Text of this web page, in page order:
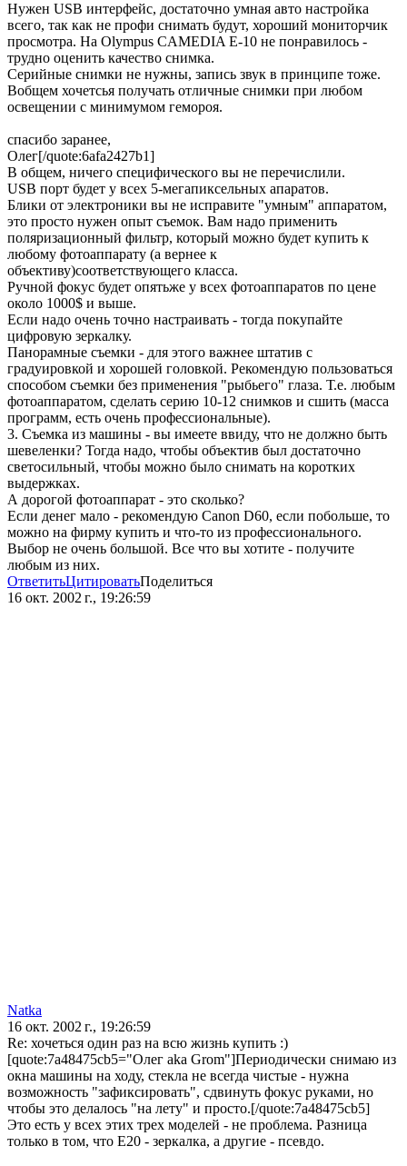
Нужен USB интерфейс, достаточно умная авто настройка
всего, так как не профи снимать будут, хороший мониторчик
просмотра. На Olympus CAMEDIA E-10 не понравилось -
трудно оценить качество снимка.
Серийные снимки не нужны, запись звук в принципе тоже.
Вобщем хочетсья получать отличные снимки при любом
освещении с минимумом гемороя.
спасибо заранее,
Олег[/quote:6afa2427b1]
В общем, ничего специфического вы не перечислили.
USB порт будет у всех 5-мегапиксельных апаратов.
Блики от электроники вы не исправите "умным" аппаратом,
это просто нужен опыт съемок. Вам надо применить
поляризационный фильтр, который можно будет купить к
любому фотоаппарату (а вернее к
объективу)соответствующего класса.
Ручной фокус будет опятьже у всех фотоаппаратов по цене
около 1000$ и выше.
Если надо очень точно настраивать - тогда покупайте
цифровую зеркалку.
Панорамные съемки - для этого важнее штатив с
градуировкой и хорошей головкой. Рекомендую пользоваться
способом съемки без применения "рыбьего" глаза. Т.е. любым
фотоаппаратом, сделать серию 10-12 снимков и сшить (масса
программ, есть очень профессиональные).
3. Съемка из машины - вы имеете ввиду, что не должно быть
шевеленки? Тогда надо, чтобы объектив был достаточно
светосильный, чтобы можно было снимать на коротких
выдержках.
А дорогой фотоаппарат - это сколько?
Если денег мало - рекомендую Canon D60, если побольше, то
можно на фирму купить и что-то из профессионального.
Выбор не очень большой. Все что вы хотите - получите
любым из них.
ОтветитьЦитироватьПоделиться
16 окт. 2002 г., 19:26:59
Natka
16 окт. 2002 г., 19:26:59
Re: хочеться один раз на всю жизнь купить :)
[quote:7a48475cb5="Олег aka Grom"]Периодически снимаю из
окна машины на ходу, стекла не всегда чистые - нужна
возможность "зафиксировать", сдвинуть фокус руками, но
чтобы это делалось "на лету" и просто.[/quote:7a48475cb5]
Это есть у всех этих трех моделей - не проблема. Разница
только в том, что Е20 - зеркалка, а другие - псевдо.